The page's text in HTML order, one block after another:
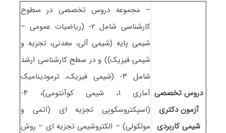
دروس تخصصی
آزمون دکتری
شیمی ﻛﺎرﺑﺮدی
– مجموعه دروس تخصصی در سطوح
کارشناسی شامل ۲- (ریاضیات عمومی –
شیمی پایه (شیمی آلی، معدنی، تجزیه و
شیمی فیزیک)) و در سطح کارشناسی ارشد
شامل ۳- (شیمی فیزیک، ترمودینامیک
آماری ۱، شیمی کوآنتومی)، ۴-
(اسپکتروسکوپی تجزیه ای (اتمی و
مولکولی) – الکتروشیمی تجزیه ای – روش